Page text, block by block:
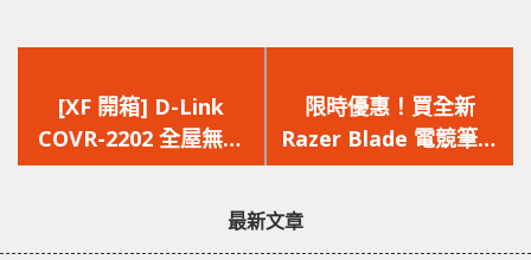
一
篇
文
[XF 開箱] D-Link
COVR-2202 全屋無縫
Wi-Fi 6000 尺覆蓋有
一
篇
文
限時優惠！買全新
Razer Blade 電競筆電
送超過 $800 禮品
最新文章